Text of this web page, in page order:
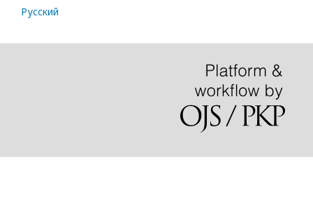
Русский